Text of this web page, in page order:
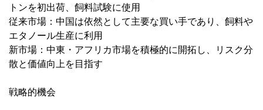
トンを初出荷、飼料試験に使用
従来市場：中国は依然として主要な買い手であり、飼料や
エタノール生産に利用
新市場：中東・アフリカ市場を積極的に開拓し、リスク分
散と価値向上を目指す
戦略的機会